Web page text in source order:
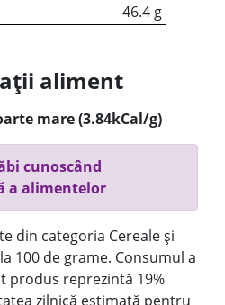
46.4 g
aliment
mare (3.84kCal/g)
cunoscând
a alimentelor
din categoria Cereale și
100 de grame. Consumul a
produs reprezintă 19%
zilnică estimată pentru